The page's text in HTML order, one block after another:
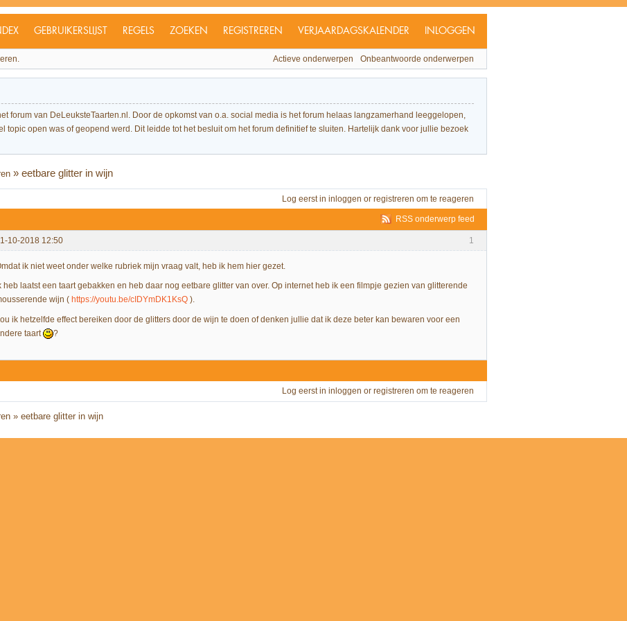
GEBRUIKERSLIJST REGELS ZOEKEN REGISTREREN VERJAARDAGSKALENDER INLOGGEN
Actieve onderwerpen Onbeantwoorde onderwerpen
forum van DeLeuksteTaarten.nl. Door de opkomst van o.a. social media is het forum helaas langzamerhand leeggelopen,
topic open was of geopend werd. Dit leidde tot het besluit om het forum definitief te sluiten. Hartelijk dank voor jullie bezoek
»eetbare glitter in wijn
Log eerst in inloggen or registreren om te reageren
RSS onderwerp feed
1
10-2018 12:50
ik niet weet onder welke rubriek mijn vraag valt, heb ik hem hier gezet.
heb laatst een taart gebakken en heb daar nog eetbare glitter van over. Op internet heb ik een filmpje gezien van glitterende
wijn ( https://youtu.be/cIDYmDK1KsQ ).
ik hetzelfde effect bereiken door de glitters door de wijn te doen of denken jullie dat ik deze beter kan bewaren voor een
taart
?
Log eerst in inloggen or registreren om te reageren
»eetbare glitter in wijn